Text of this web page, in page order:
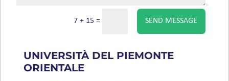
7 + 15 = SEND MESSAGE
UNIVERSITÀ DEL PIEMONTE
ORIENTALE